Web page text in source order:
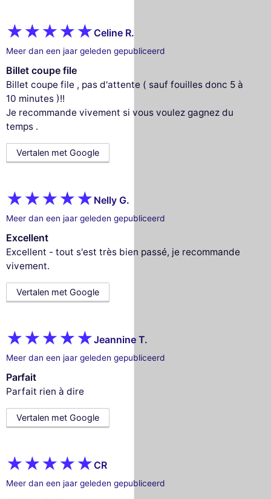
Celine R.
Meer dan een jaar geleden gepubliceerd
Billet coupe file
Billet coupe file , pas d'attente ( sauf fouilles donc 5 à
10 minutes )!!
Je recommande vivement si vous voulez gagnez du
temps .
Vertalen met Google
Nelly G.
Meer dan een jaar geleden gepubliceerd
Excellent
Excellent - tout s'est très bien passé, je recommande
vivement.
Vertalen met Google
Jeannine T.
Meer dan een jaar geleden gepubliceerd
Parfait
Parfait rien à dire
Vertalen met Google
CR
Meer dan een jaar geleden gepubliceerd